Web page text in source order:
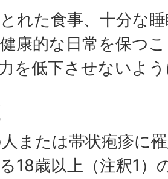
れた食事、十分な
康的な日常を保つ
を低下させないよ
または帯状疱疹に
18歳以上（注釈1）